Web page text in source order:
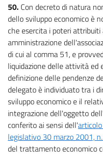
50. Con decreto di natura
dello sviluppo economico è
che esercita i poteri
amministrazione
di cui al comma 51, e
liquidazione delle attività ed
definizione delle pendenze
delegato è individuato tra i
sviluppo economico e il
integrazione dell'oggetto
conferito ai sensi dell'
legislativo 30 marzo 2001,
del trattamento economico